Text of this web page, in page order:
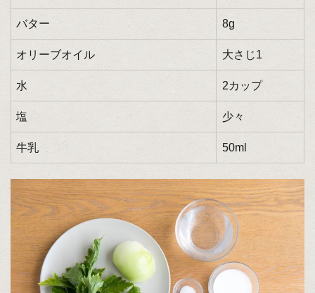
バター 8g
オリーブオイル 大さじ1
水 2カップ
塩 少々
牛乳 50ml